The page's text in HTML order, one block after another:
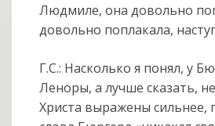
Людмиле, она довольно
довольно поплакала,
Г.С.: Насколько я понял, у
Леноры, а лучше сказать,
Христа выражены сильнее,